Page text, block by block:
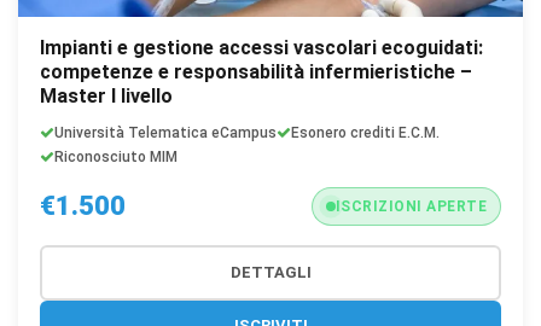
Impianti e gestione accessi vascolari ecoguidati:
competenze e responsabilità infermieristiche –
Master I livello
Università Telematica eCampus
Esonero crediti E.C.M.
Riconosciuto MIM
€1.500 ISCRIZIONI APERTE
DETTAGLI